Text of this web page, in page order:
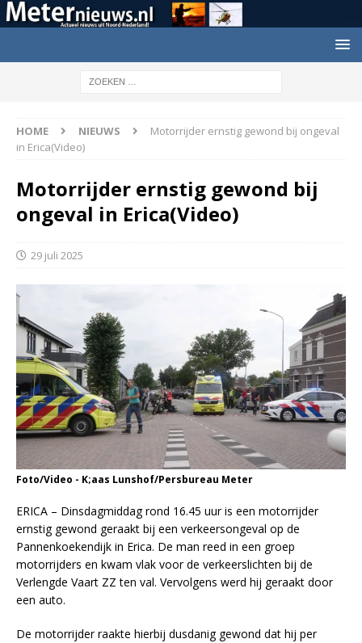
HOME NIEUWS
Motorrijder ernstig gewond bij ongeval
in Erica(Video)
Motorrijder ernstig gewond bij
ongeval in Erica(Video)
29 juli 2025
Foto/Video - K;aas Lunshof/Persbureau Meter
ERICA – Dinsdagmiddag rond 16.45 uur is een motorrijder
ernstig gewond geraakt bij een verkeersongeval op de
Pannenkoekendijk in Erica. De man reed in een groep
motorrijders en kwam vlak voor de verkeerslichten bij de
Verlengde Vaart ZZ ten val. Vervolgens werd hij geraakt door
een auto.
De motorrijder raakte hierbij dusdanig gewond dat hij per